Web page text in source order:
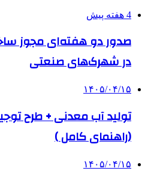
4 هفته پیش
صدور دو هفته‌ای مجوز
در شهرک‌های صنعتی
۱۴۰۵/۰۴/۱۵
تولید آب معدنی + طرح
(راهنمای کامل )
۱۴۰۵/۰۴/۱۵